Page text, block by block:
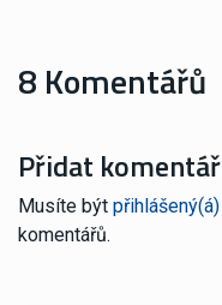
8 Komentářů
Přidat komentář
Musíte být přihlášený(á)
komentářů.